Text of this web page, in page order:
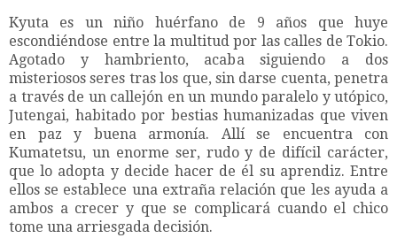
Kyuta es un niño huérfano de 9 años que huye
escondiéndose entre la multitud por las calles de Tokio.
Agotado y hambriento, acaba siguiendo a dos
misteriosos seres tras los que, sin darse cuenta, penetra
a través de un callejón en un mundo paralelo y utópico,
Jutengai, habitado por bestias humanizadas que viven
en paz y buena armonía. Allí se encuentra con
Kumatetsu, un enorme ser, rudo y de difícil carácter,
que lo adopta y decide hacer de él su aprendiz. Entre
ellos se establece una extraña relación que les ayuda a
ambos a crecer y que se complicará cuando el chico
tome una arriesgada decisión.